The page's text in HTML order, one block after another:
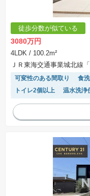
徒歩分数が似ている
3080万円
4LDK / 100.2m²
ＪＲ東海交通事業城北線
可変性のある間取り 食
トイレ2個以上
温水洗浄
高機能トイレ
システム
陽当り良好